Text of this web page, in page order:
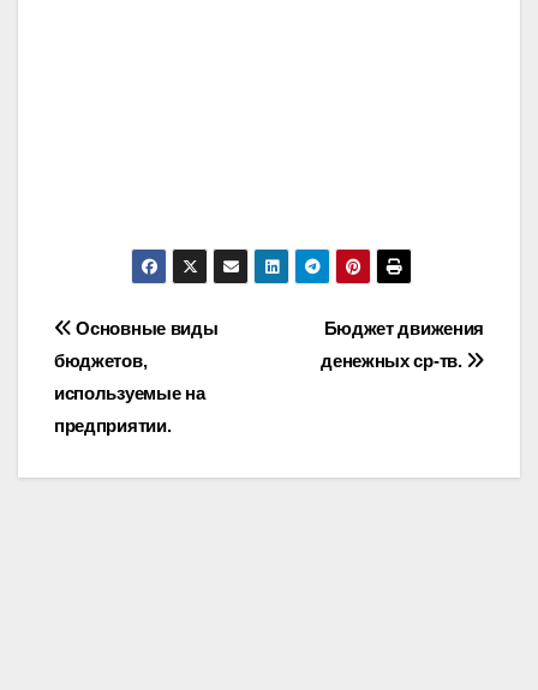
Post
navigation
Бюджет движения
денежных ср-тв.
Основные виды
бюджетов,
используемые на
предприятии.